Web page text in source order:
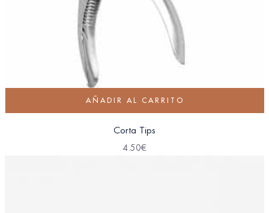
AÑADIR AL CARRITO
Corta Tips
4.50€